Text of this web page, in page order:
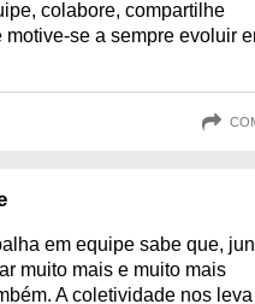
colabore, compartilhe
motive-se a sempre evoluir
em equipe sabe que,
muito mais e muito mais
A coletividade nos